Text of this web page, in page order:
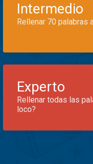
Intermedio
Rellenar 70 palabras
Experto
Rellenar todas las
loco?